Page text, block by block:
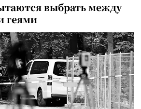
выбрать между
геями